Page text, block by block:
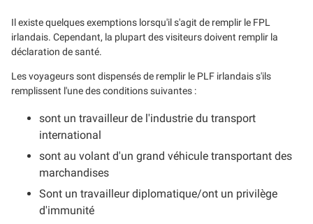
Il existe quelques exemptions lorsqu'il s'agit de remplir le FPL
irlandais. Cependant, la plupart des visiteurs doivent remplir la
déclaration de santé.
Les voyageurs sont dispensés de remplir le PLF irlandais s'ils
remplissent l'une des conditions suivantes :
sont un travailleur de l'industrie du transport
international
sont au volant d'un grand véhicule transportant des
marchandises
Sont un travailleur diplomatique/ont un privilège
d'immunité